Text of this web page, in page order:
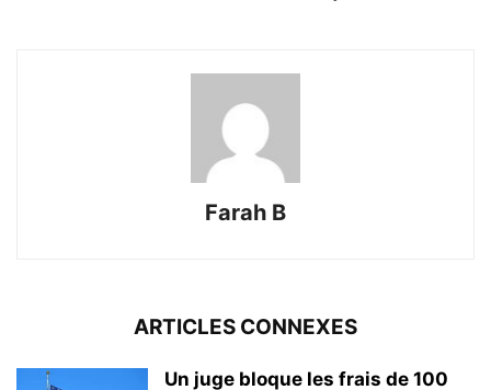
Farah B
ARTICLES CONNEXES
Un juge bloque les frais de 100